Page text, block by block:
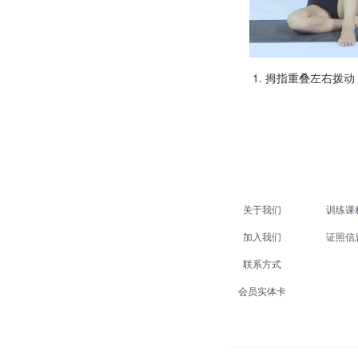
拇指重叠左右拨动
关于我们
加入我们
联系方式
会员实体卡
训练课
证照信